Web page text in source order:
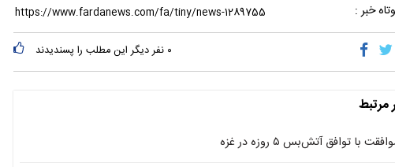
خبر :
۰ نفر دیگر این مطلب را پسندیدند
مرتبط
با توافق آتش‌بس ۵ روزه در غزه